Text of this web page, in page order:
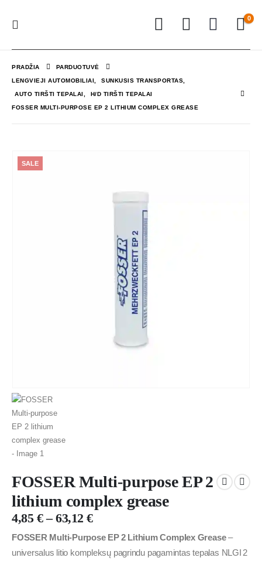
0
PRADŽIA PARDUOTUVĖ
LENGVIEJI AUTOMOBILIAI SUNKUSIS TRANSPORTAS
AUTO TIRŠTI TEPALAI H/D TIRŠTI TEPALAI
FOSSER MULTI-PURPOSE EP 2 LITHIUM COMPLEX GREASE
SALE
FOSSER Multi-purpose EP 2
lithium complex grease
4,85 € – 63,12€
FOSSER Multi‑Purpose EP 2 Lithium Complex Grease–
universalus litio kompleksų pagrindu pagamintas tepalas NLGI 2